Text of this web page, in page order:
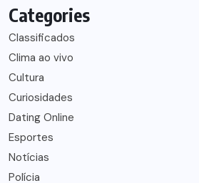
Categories
Classificados
Clima ao vivo
Cultura
Curiosidades
Dating Online
Esportes
Notícias
Polícia